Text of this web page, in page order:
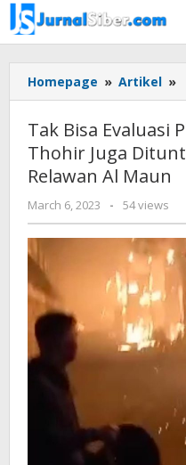
Skip
to
content
Homepage » Artikel »
Tak Bisa Evaluasi
Thohir Juga
Relawan Al Maun
March 6, 2023
by
Jurnalsiber
- 54 views